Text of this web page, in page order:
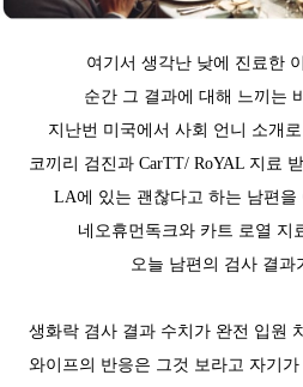
여기서 생각난 낮에 진료한
순간 그 결과에 대해 느끼는
지난번 미국에서 사회 언니 소개
코끼리 검진과 CarTT/ RoYAL 지료
LA에 있는 괜찮다고 하는 남편을
네오휴먼독크와 카트 로열 지
오늘 남편의 검사 결과
생화락 겸사 결과 수치가 완전 입원
와이프의 반응은 그것 보라고 자기